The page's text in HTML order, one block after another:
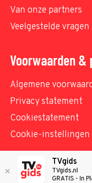
Van onze partners
Veelgestelde vragen
Voorwaarden &
Algemene
Privacy statement
Cookiestatement
Cookie-instellingen
© TVgids.nl 2026 -
datamining.
TVgids
TVgids.nl
GRATIS - In